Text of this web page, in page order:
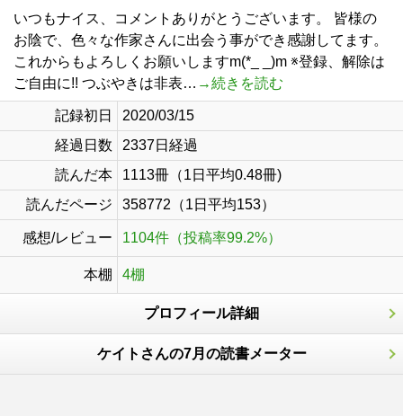
いつもナイス、コメントありがとうございます。 皆様の
お陰で、色々な作家さんに出会う事ができ感謝してます。
これからもよろしくお願いしますm(*_ _)m ※登録、解除は
ご自由に!! つぶやきは非表… →続きを読む
記録初日
2020/03/15
経過日数
2337日経過
読んだ本
1113冊（1日平均0.48冊)
読んだページ
358772（1日平均153）
感想/レビュー 1104件（投稿率99.2%）
本棚 4棚
プロフィール詳細
ケイトさんの7月の読書メーター